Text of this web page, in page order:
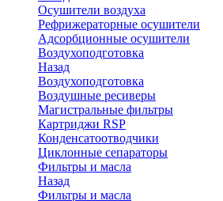
Осушители воздуха
Рефрижераторные осушители
Адсорбционные осушители
Воздухоподготовка
Назад
Воздухоподготовка
Воздушные ресиверы
Магистральные фильтры
Картриджи RSP
Конденсатоотводчики
Циклонные сепараторы
Фильтры и масла
Назад
Фильтры и масла